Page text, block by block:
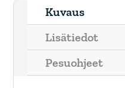
Kuvaus
Lisätiedot
Pesuohjeet